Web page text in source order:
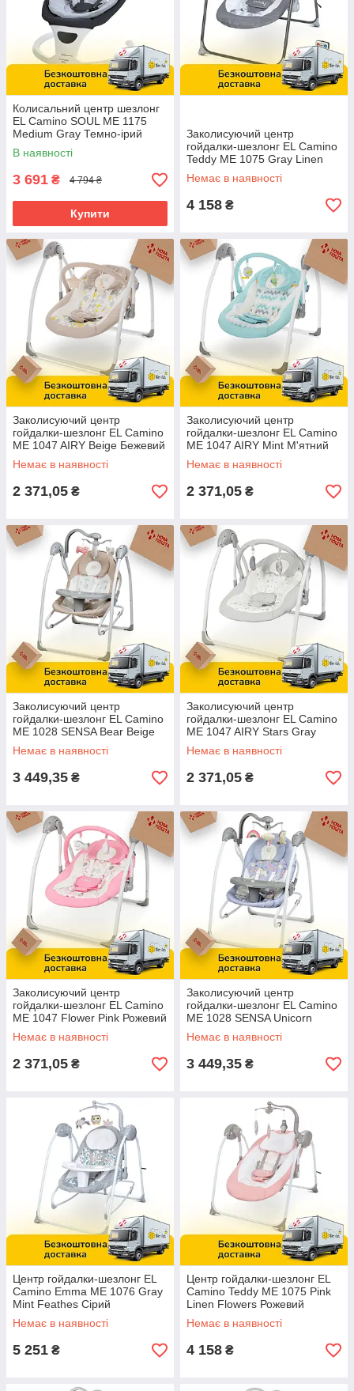
Колисальний центр шезлонг
EL Camino SOUL ME 1175
Medium Gray Темно-ірий
В наявності
3 691 ₴ 4 794 ₴
Купити
Заколисуючий центр
гойдалки-шезлонг EL Camino
Teddy ME 1075 Gray Linen
Drops Сірий
Немає в наявності
4 158 ₴
Заколисуючий центр
гойдалки-шезлонг EL Camino
ME 1047 AIRY Beige Бежевий
Немає в наявності
2 371,05 ₴
Заколисуючий центр
гойдалки-шезлонг EL Camino
ME 1047 AIRY Mint М'ятний
Немає в наявності
2 371,05 ₴
Заколисуючий центр
гойдалки-шезлонг EL Camino
ME 1028 SENSA Bear Beige
Бежевий ведмедик
Немає в наявності
3 449,35 ₴
Заколисуючий центр
гойдалки-шезлонг EL Camino
ME 1047 AIRY Stars Gray
Сірий
Немає в наявності
2 371,05 ₴
Заколисуючий центр
гойдалки-шезлонг EL Camino
ME 1047 Flower Pink Рожевий
Немає в наявності
2 371,05 ₴
Заколисуючий центр
гойдалки-шезлонг EL Camino
ME 1028 SENSA Unicorn
Сірий Єдинороги
Немає в наявності
3 449,35 ₴
Центр гойдалки-шезлонг EL
Camino Emma ME 1076 Gray
Mint Feathes Сірий
Немає в наявності
5 251 ₴
Центр гойдалки-шезлонг EL
Camino Teddy ME 1075 Pink
Linen Flowers Рожевий
Немає в наявності
4 158 ₴